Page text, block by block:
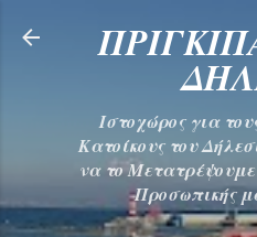
Μετάβαση στο
Ιστοχώρος για
Κατοίκους του
να το
Προσωπικής